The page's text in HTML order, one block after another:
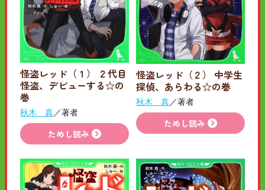
怪盗レッド（１） ２代目
怪盗、デビューする☆の
巻
秋木 真／著者
ためし読み
怪盗レッド（２） 中学生
探偵、あらわる☆の巻
秋木 真／著者
ためし読み